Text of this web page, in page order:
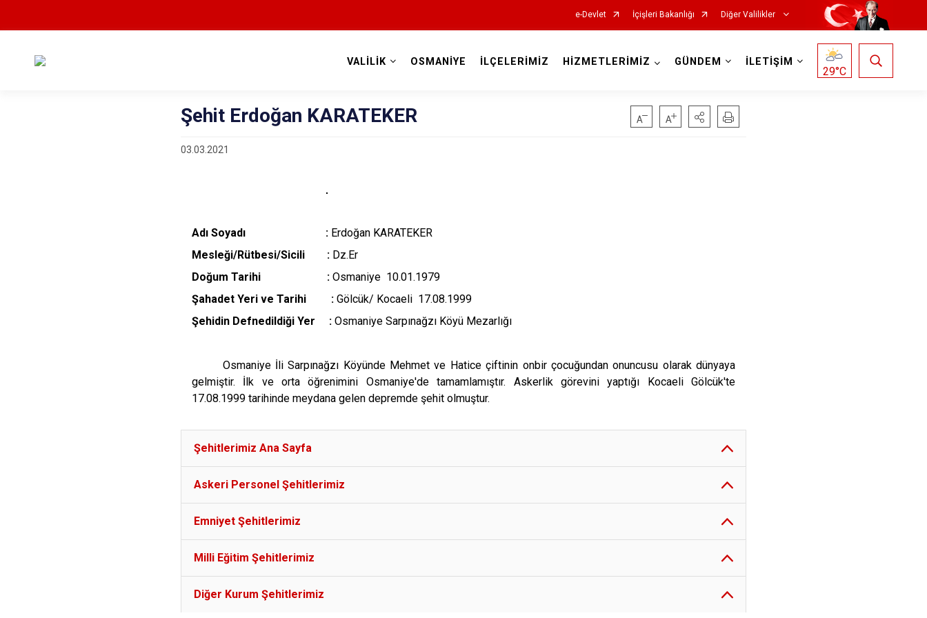
e-Devlet İçişleri Bakanlığı Diğer Valilikler
VALİLİK OSMANİYE İLÇELERİMİZ HİZMETLERİMİZ GÜNDEM İLETİŞİM
29°C
Şehit Erdoğan KARATEKER
03.03.2021
Adı Soyadı : Erdoğan KARATEKER
Mesleği/Rütbesi/Sicili : Dz.Er
Doğum Tarihi : Osmaniye 10.01.1979
Şahadet Yeri ve Tarihi : Gölcük/ Kocaeli 17.08.1999
Şehidin Defnedildiği Yer : Osmaniye Sarpınağzı Köyü Mezarlığı
Osmaniye İli Sarpınağzı Köyünde Mehmet ve Hatice çiftinin onbir çocuğundan onuncusu olarak dünyaya
gelmiştir. İlk ve orta öğrenimini Osmaniye'de tamamlamıştır. Askerlik görevini yaptığı Kocaeli Gölcük'te
17.08.1999 tarihinde meydana gelen depremde şehit olmuştur.
Şehitlerimiz Ana Sayfa
Askeri Personel Şehitlerimiz
Emniyet Şehitlerimiz
Milli Eğitim Şehitlerimiz
Diğer Kurum Şehitlerimiz